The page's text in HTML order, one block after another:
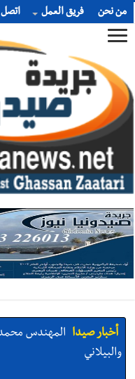
من نحن فريق العمل اتصل
أخبار صيدا المهندس
والبيلاني